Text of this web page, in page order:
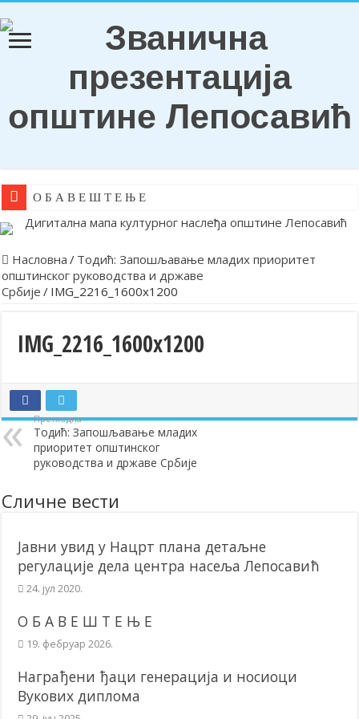
О Б А В Е Ш Т Е Њ Е
Насловна / Тодић: Запошљавање младих приоритет
општинског руководства и државе
Србије / IMG_2216_1600x1200
IMG_2216_1600x1200
Претходна
Тодић: Запошљавање младих
приоритет општинског
руководства и државе Србије
Сличне вести
Јавни увид у Нацрт плана детаљне
регулације дела центра насеља Лепосавић
24. јул 2020.
О Б А В Е Ш Т Е Њ Е
19. фебруар 2026.
Награђени ђаци генерација и носиоци
Вукових диплома